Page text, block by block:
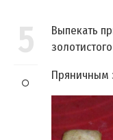
5
Выпекать
Пряничным